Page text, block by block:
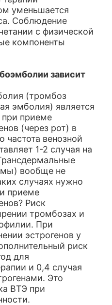
уменьшается
Соблюдение
с физической
компоненты
зависит
(тромбоз
эмболия) является
приеме
(через рот) в
частота венозной
1-2 случая на
вообще не
случаях нужно
приеме
Риск
тромбозах и
При
эстрогенов у
риск
для
и 0,4 случая
Это
ВТЭ при